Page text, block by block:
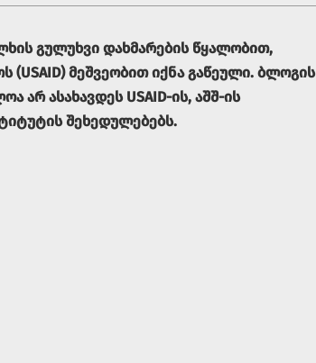
გულუხვი დახმარების წყალობით,
მეშვეობით იქნა გაწეული. ბლოგის
არ ასახავდეს USAID-ის, აშშ-ის
შეხედულებებს.